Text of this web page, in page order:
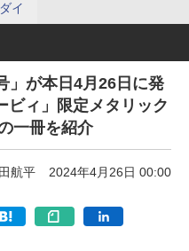
イ
」が本日4月26日に発
ビィ」限定メタリック
一冊を紹介
航平 2024年4月26日 00:00